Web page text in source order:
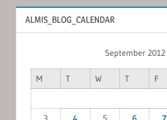
ALMIS_BLOG_CALENDAR
September 2012
M T W T F